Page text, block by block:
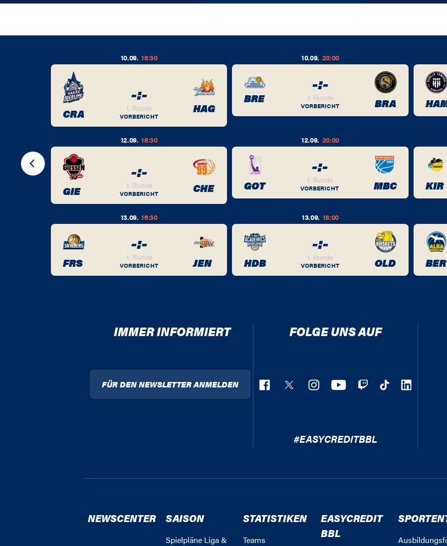
BER
10.09. 18:30
CRA
-:-
1. Runde
VORBERICHT
HAG
10.09. 20:00
BRE
-:-
1. Runde
VORBERICHT BRA
12.09. 18:30
GIE
-:-
1. Runde
VORBERICHT CHE
12.09. 20:00
GOT
-:-
1. Runde
VORBERICHT MBC KIR
13.09. 16:30
FRS
-:-
1. Runde
VORBERICHT JEN
13.09. 18:00
HDB
-:-
1. Runde
VORBERICHT OLD BER
IMMER INFORMIERT
FÜR DEN NEWSLETTER ANMELDEN
FOLGE UNS AUF
#EASYCREDITBBL
NEWSCENTER SAISON
Spielpläne Liga &
STATISTIKEN
Teams
EASYCREDIT
BBL